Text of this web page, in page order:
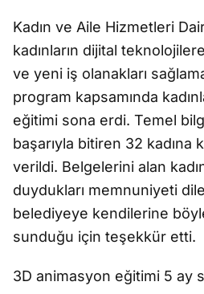
Kadın ve Aile Hizmetleri
kadınların dijital
ve yeni iş olanakları
program kapsamında
eğitimi sona erdi. Temel
başarıyla bitiren 32 kadına
verildi. Belgelerini alan
duydukları memnuniyeti
belediyeye kendilerine
sunduğu için teşekkür etti.
3D animasyon eğitimi 5 ay